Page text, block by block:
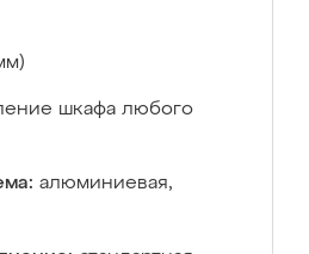
шкафа любого
алюминиевая,